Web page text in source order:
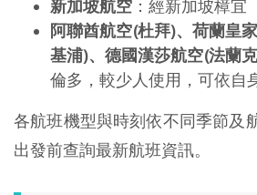
新加坡航空 ：經新加坡樟宜
阿聯酋航空(杜拜)、荷蘭皇
基浦)、德國漢莎航空(法蘭
倫多，較少人使用，可依自
各航班機型與時刻依不同季節及
出發前查詢最新航班資訊。